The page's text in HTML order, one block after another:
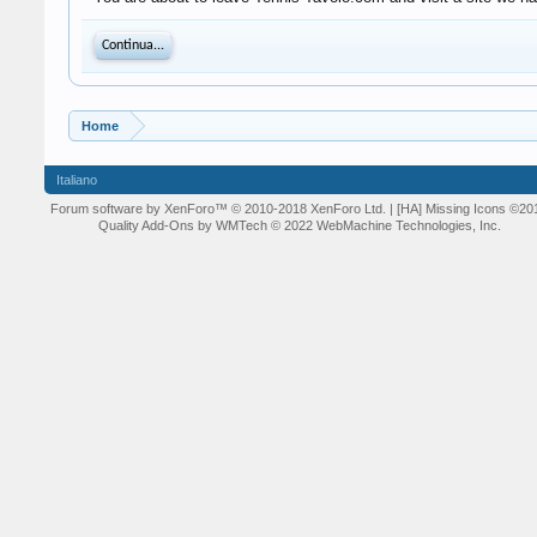
Continua...
Home
Italiano
Forum software by XenForo™ © 2010-2018 XenForo Ltd. | [HA] Missing Icons
Quality Add-Ons by WMTech © 2022 WebMachine Technologies, Inc.